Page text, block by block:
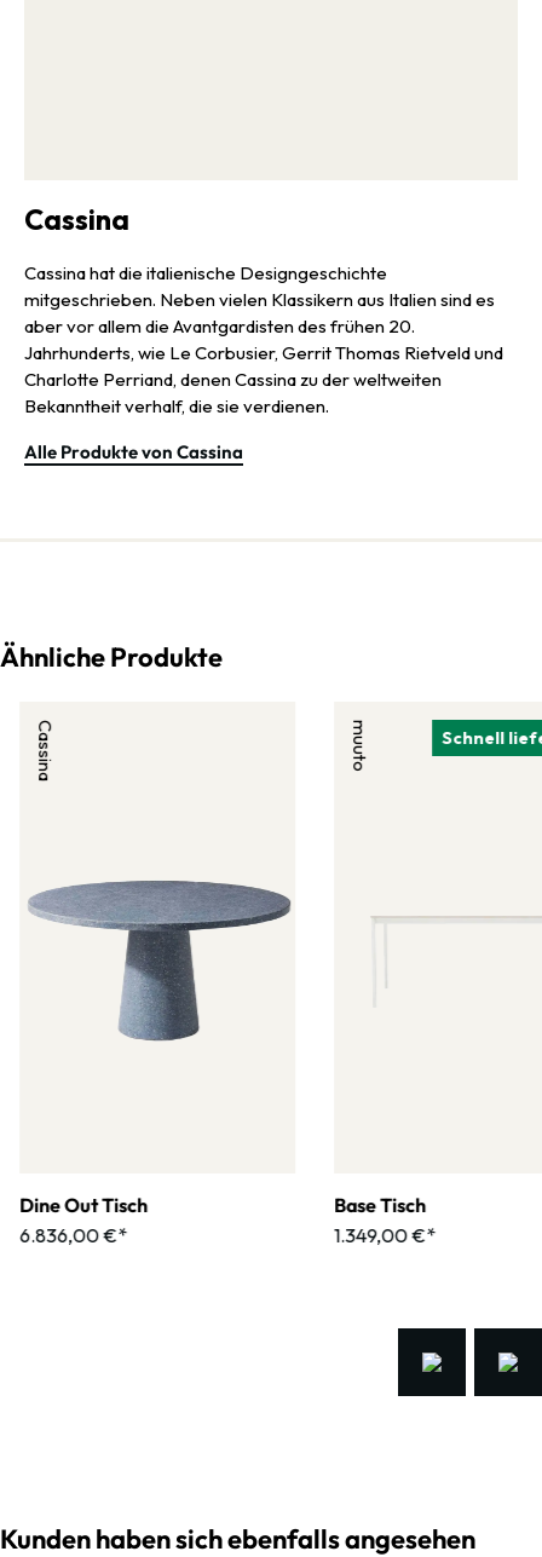
Cassina
Cassina hat die italienische Designgeschichte
mitgeschrieben. Neben vielen Klassikern aus Italien sind es
aber vor allem die Avantgardisten des frühen 20.
Jahrhunderts, wie Le Corbusier, Gerrit Thomas Rietveld und
Charlotte Perriand, denen Cassina zu der weltweiten
Bekanntheit verhalf, die sie verdienen.
Alle Produkte von Cassina
Ähnliche Produkte
Cassina
Dine Out Tisch
6.836,00 €*
Schnell
muuto
Base Tisch
1.349,00 €*
Kunden haben sich ebenfalls angesehen